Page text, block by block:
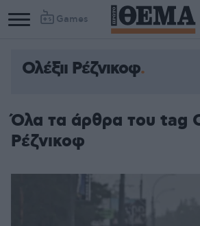
Games
Ολέξιι Ρέζνικοφ
Όλα τα άρθρα του tag
Ρέζνικοφ